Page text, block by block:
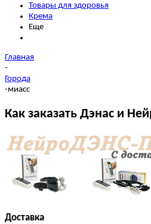
Товары для здоровья
Крема
Еще
Главная
-
Города
-миасс
Как заказать Дэнас и
Доставка